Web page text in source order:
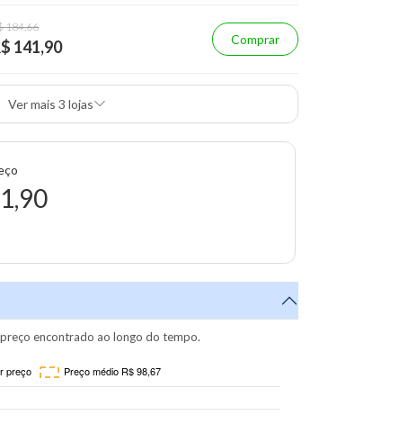
184,66
141,90 Comprar
Ver mais 3 lojas
encontrado ao longo do tempo.